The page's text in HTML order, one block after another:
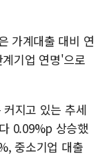
가계대출 대비 연
기업 연명'으로
지고 있는 추세
0.09%p 상승했
중소기업 대출